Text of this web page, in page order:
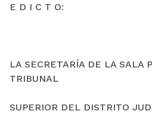
E D I C T O:
LA SECRETARÍA DE LA SALA
TRIBUNAL
SUPERIOR DEL DISTRITO